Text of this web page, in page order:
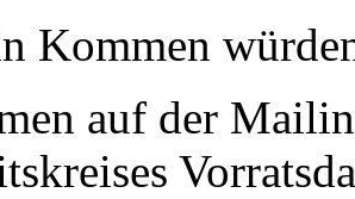
Kommen
auf der